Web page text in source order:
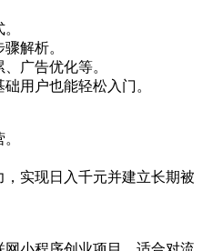
解析。
广告优化等。
用户也能轻松入门。
实现日入千元并建立长期被